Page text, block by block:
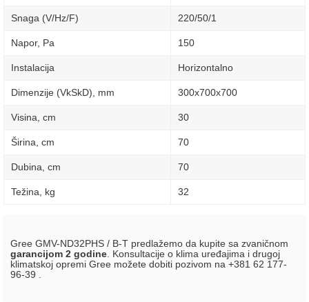
Snaga (V/Hz/F) 220/50/1
Napor, Pa 150
Instalacija Horizontalno
Dimenzije (VkSkD), mm 300x700x700
Visina, сm 30
Širina, сm 70
Dubina, сm 70
Težina, kg 32
Gree GMV-ND32PHS / B-T predlažemo da kupite sa zvaničnom
garancijom 2 godine . Konsultacije o klima uređajima i drugoj
klimatskoj opremi Gree možete dobiti pozivom na +381 62 177-
96-39 .